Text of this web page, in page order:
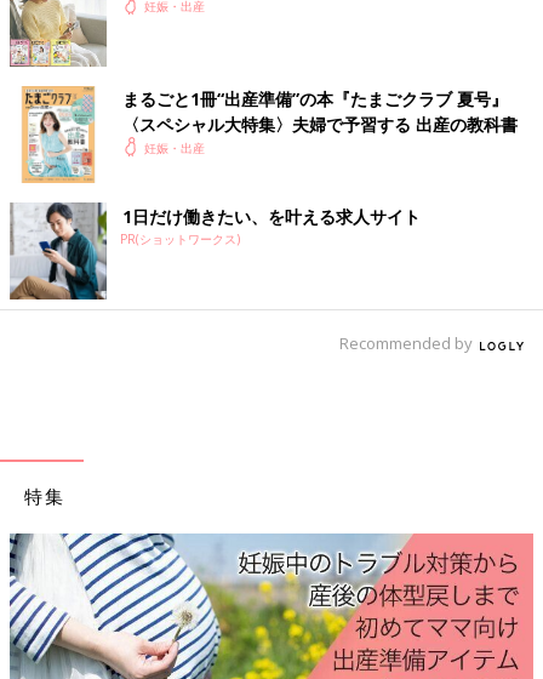
涙出てないけど）
流石に見かねた助産師さんが院長先生へ連絡し麻酔してもらうよ
20:00頃かなぁ 麻酔注射（帝王切開の麻酔と同じ麻酔使用）
注射後瞬時に足がポカポカ。冷たいタオルで確認される。嬉しす
ぎて何でもかんでも頷いてた。
すぐに麻酔が効いてくれて「スンッッ」となり落ち着く私。痛み
からの解放。麻酔神。
吸引分娩になるとのことで、説明を受ける。
尾てい骨が邪魔をしていて子の頭が引っかかっており、降りてこ
また、尾てい骨の骨折の治療法は放置のみと言われる。（痛み止
め飲む生活）
お子さえ無事ならば何の問題もないと了承。
何度目かの吸引時、『ポキッッ』と音が鳴る。
尾てい骨ご臨終。見事に折れた。
院長先生「今ポキッッっとなったね！折れたね！」
妊娠・出産
まるごと1冊“出産準備”の本『たまごクラブ 夏号』
〈スペシャル大特集〉夫婦で予習する 出産の教科書
妊娠・出産
1日だけ働きたい、を叶える求人サイト
PR(ショットワークス)
Recommended by
特集